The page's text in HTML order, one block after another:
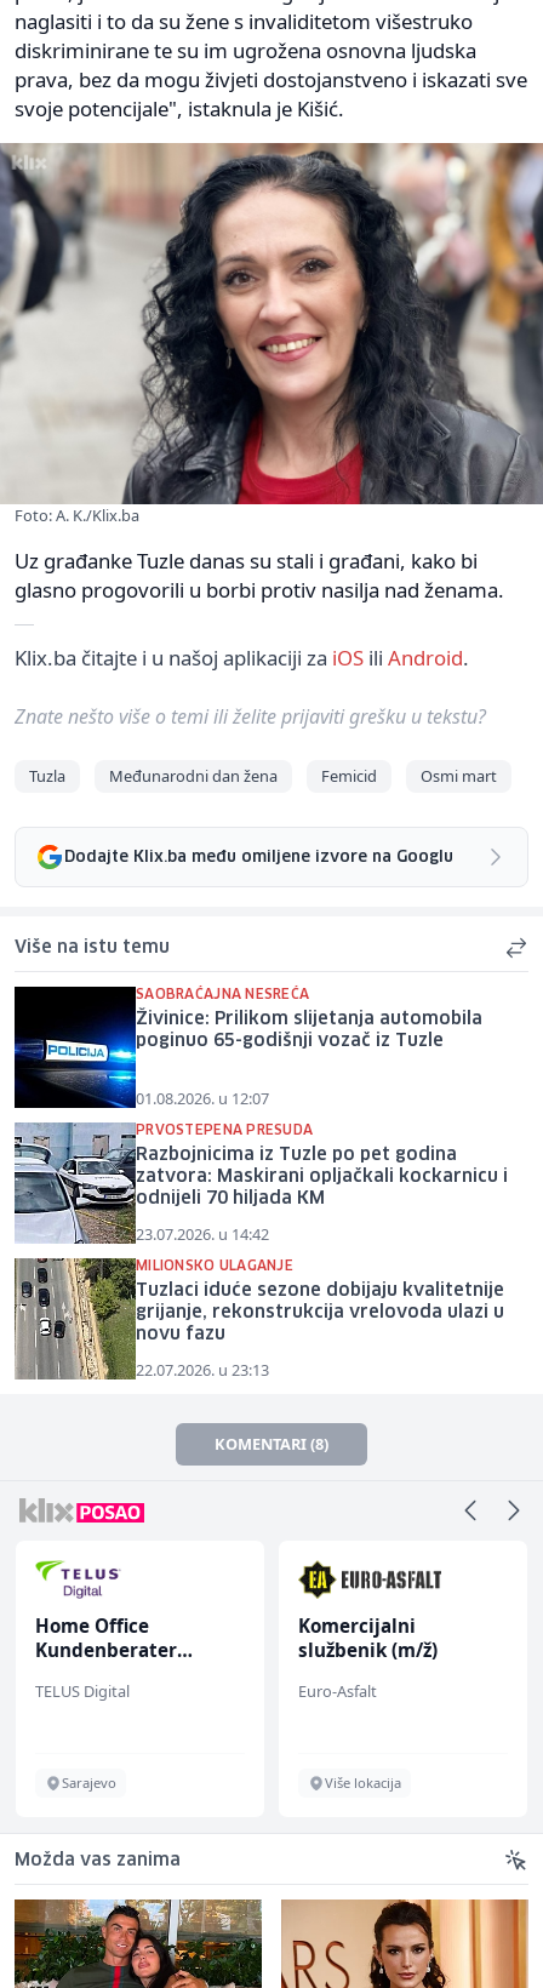
naglasiti i to da su žene s invaliditetom višestruko
diskriminirane te su im ugrožena osnovna ljudska
prava, bez da mogu živjeti dostojanstveno i iskazati sve
svoje potencijale", istaknula je Kišić.
Foto: A. K./Klix.ba
Uz građanke Tuzle danas su stali i građani, kako bi
glasno progovorili u borbi protiv nasilja nad ženama.
Klix.ba čitajte i u našoj aplikaciji za iOS ili Android.
Znate nešto više o temi ili želite prijaviti grešku u tekstu?
Tuzla Međunarodni dan žena Femicid Osmi mart
Dodajte Klix.ba među omiljene izvore na Googlu
Više na istu temu
SAOBRAĆAJNA NESREĆA
Živinice: Prilikom slijetanja automobila
poginuo 65-godišnji vozač iz Tuzle
01.08.2026. u 12:07
PRVOSTEPENA PRESUDA
Razbojnicima iz Tuzle po pet godina
zatvora: Maskirani opljačkali kockarnicu i
odnijeli 70 hiljada KM
23.07.2026. u 14:42
MILIONSKO ULAGANJE
Tuzlaci iduće sezone dobijaju kvalitetnije
grijanje, rekonstrukcija vrelovoda ulazi u
novu fazu
22.07.2026. u 23:13
KOMENTARI (8)
Home Office
Kundenberater
TELUS Digital
Sarajevo
Komercijalni
službenik (m/ž)
Euro-Asfalt
Više lokacija
Možda vas zanima